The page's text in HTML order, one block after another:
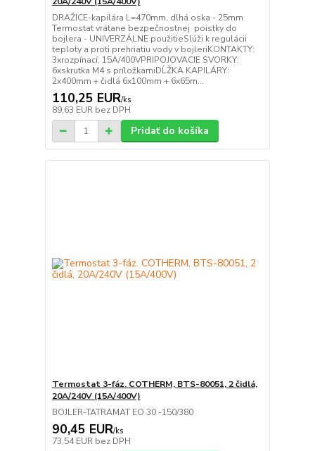
DRAŽICE-kapilára L=470mm, dlhá oska - 25mm
Termostat vrátane bezpečnostnej poistky do
bojlera - UNIVERZÁLNE použitieSlúži k regulácii
teploty a proti prehriatiu vody v bojleriKONTAKTY:
3xrozpínací, 15A/400VPRIPOJOVACIE SVORKY:
6xskrutka M4 s príložkamiDĹŽKA KAPILÁRY:
2x400mm + čidlá 6x100mm + 6x65m...
110,25 EUR/ks
89,63 EUR bez DPH
Pridať do košíka
Termostat 3-fáz. COTHERM, BTS-80051, 2 čidlá,
20A/240V (15A/400V)
BOJLER-TATRAMAT EO 30 -150/380
90,45 EUR/ks
73,54 EUR bez DPH